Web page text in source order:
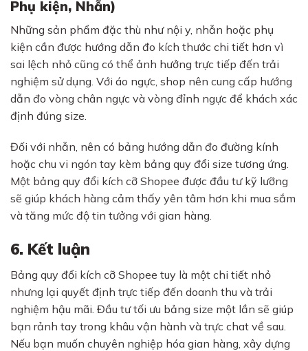
Phụ kiện, Nhẫn)
Những sản phẩm đặc thù như nội y, nhẫn hoặc phụ
kiện cần được hướng dẫn đo kích thước chi tiết hơn vì
sai lệch nhỏ cũng có thể ảnh hưởng trực tiếp đến trải
nghiệm sử dụng. Với áo ngực, shop nên cung cấp hướng
dẫn đo vòng chân ngực và vòng đỉnh ngực để khách xác
định đúng size.
Đối với nhẫn, nên có bảng hướng dẫn đo đường kính
hoặc chu vi ngón tay kèm bảng quy đổi size tương ứng.
Một bảng quy đổi kích cỡ Shopee được đầu tư kỹ lưỡng
sẽ giúp khách hàng cảm thấy yên tâm hơn khi mua sắm
và tăng mức độ tin tưởng với gian hàng.
6. Kết luận
Bảng quy đổi kích cỡ Shopee tuy là một chi tiết nhỏ
nhưng lại quyết định trực tiếp đến doanh thu và trải
nghiệm hậu mãi. Đầu tư tối ưu bảng size một lần sẽ giúp
bạn rảnh tay trong khâu vận hành và trực chat về sau.
Nếu bạn muốn chuyên nghiệp hóa gian hàng, xây dựng